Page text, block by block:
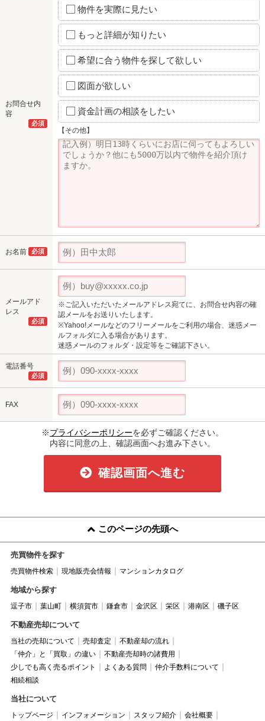
お問合せ内
容
必須
物件を実際に見たい
もっと詳細が知りたい
希望に合う物件を探して欲しい
図面が欲しい
資金計画の相談をしたい
【その他】
お名前 必須
メールアド
レス
必須
※ご記入いただいたメールアドレス宛てに、お問合せ内容の確
認メールをお送りいたします。
※Yahoo!メールなどのフリーメールをご利用の場合、迷惑メー
ルフォルダに入る場合があります。
迷惑メールのフォルダ・設定等をご確認下さい。
電話番号
必須
FAX
※プライバシーポリシーを必ずご確認ください。
内容に同意の上、確認画面へお進み下さい。
確認画面へ進む
このページの先頭へ
売買物件を探す
売買物件検索 現地販売会情報 マンションカタログ
地域から探す
逗子市 葉山町 横須賀市 鎌倉市 金沢区 栄区 港南区 磯子区
不動産売却について
当社の売却について 売却査定
不動産却の流れ
「仲介」と「買取」の違い
不動産売却時の諸費用
少しでも高く売るポイント
よくある質問
仲介手数料について
相続相談
当社について
トップページ インフォメーション スタッフ紹介
会社概要